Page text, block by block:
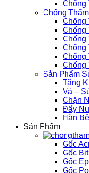
Chống
Chống
Chống
Chống
Chống
Chống
Chống
Chống
Sản Phẩm
Tăng
Vá –
Chặn
Đẩy
Hàn
Sản Phẩm
Gốc
Gốc
Gốc
Gốc